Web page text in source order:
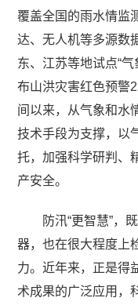
覆盖全国的雨水情监
达、无人机等多源数
东、江苏等地试点“
布山洪灾害红色预
间以来，从气象和水
技术手段为支撑，以
托，加强科学研判、
产安全。
防汛“更智慧”，
器，也在很大程度上
力。近年来，正是得
术成果的广泛应用，